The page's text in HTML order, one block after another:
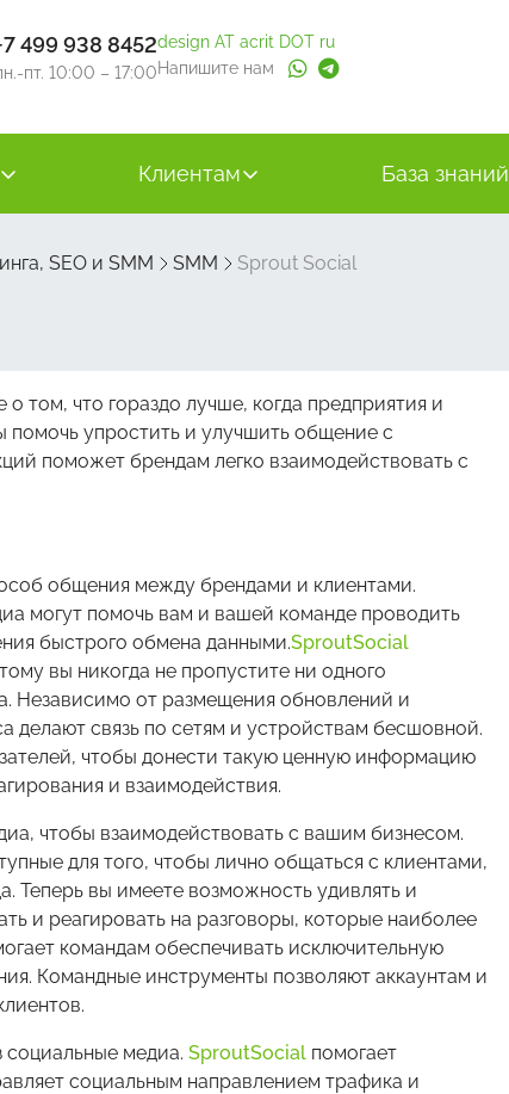
499 938 8452
пт. 10:00 – 17:00
design AT acrit DOT ru
Напишите нам
Клиентам База знаний
SEO и SMM SMM Sprout Social
о том, что гораздо лучше, когда предприятия и
упростить и улучшить общение с
поможет брендам легко взаимодействовать с
общения между брендами и клиентами.
могут помочь вам и вашей команде проводить
быстрого обмена данными.SproutSocial
вы никогда не пропустите ни одного
Независимо от размещения обновлений и
делают связь по сетям и устройствам бесшовной.
чтобы донести такую ценную информацию
и взаимодействия.
взаимодействовать с вашим бизнесом.
для того, чтобы лично общаться с клиентами,
Теперь вы имеете возможность удивлять и
и реагировать на разговоры, которые наиболее
командам обеспечивать исключительную
Командные инструменты позволяют аккаунтам и
медиа. SproutSocial помогает
социальным направлением трафика и